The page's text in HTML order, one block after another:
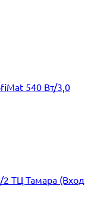
540 Вт/3,0
2 ТЦ Тамара (Вход